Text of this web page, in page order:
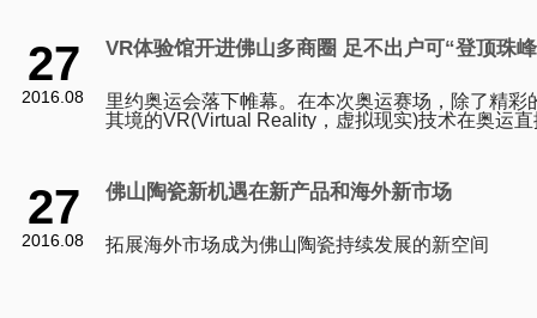
27
2016.08
VR体验馆开进佛山多商圈 足不出户可“登顶珠
里约奥运会落下帷幕。在本次奥运赛场，除了精彩
其境的VR(Virtual Reality，虚拟现实)技术在奥运
27
2016.08
佛山陶瓷新机遇在新产品和海外新市场
拓展海外市场成为佛山陶瓷持续发展的新空间